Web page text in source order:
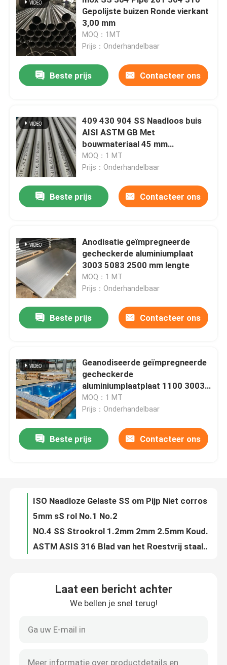
Huis
Producten
Videos
Fabrieksreis
Kwaliteitscontrole
Gevallen
ss naadloze buis
Gepolijste buizen Ronde vierkant
3,00 mm
MOQ：1MT
Prijs：Onderhandelbaar
Beste prijs Contacteer ons
409 430 904 SS Naadloos buis
AISI ASTM GB Met
bouwmateriaal 45 mm
buitendiameter
MOQ：1 MT
Prijs：Onderhandelbaar
Beste prijs Contacteer ons
Anodisatie geïmpregneerde
gecheckerde aluminiumplaat
3003 5083 2500 mm lengte
MOQ：1 MT
Prijs：Onderhandelbaar
Beste prijs Contacteer ons
Geanodiseerde geïmpregneerde
gecheckerde
aluminiumplaatplaat 1100 3003
5083 5 mm dikte
MOQ：1 MT
Prijs：Onderhandelbaar
Beste prijs Contacteer ons
Het Blad van het Roestvrij staalmetaal van GB 409 410 1800mm HL Oxydatie die tegen Ce SNI verzetten zich
5mm sS rol No.1 No.2
NO.4 SS Strookrol 1.2mm 2mm 2.5mm Koudgewalste SS304 SUS304
ASTM ASIS 316 Blad van het Roestvrij staalmetaal 314 Oppoetsende 5mm No.1 No.2
Laat een bericht achter
We bellen je snel terug!